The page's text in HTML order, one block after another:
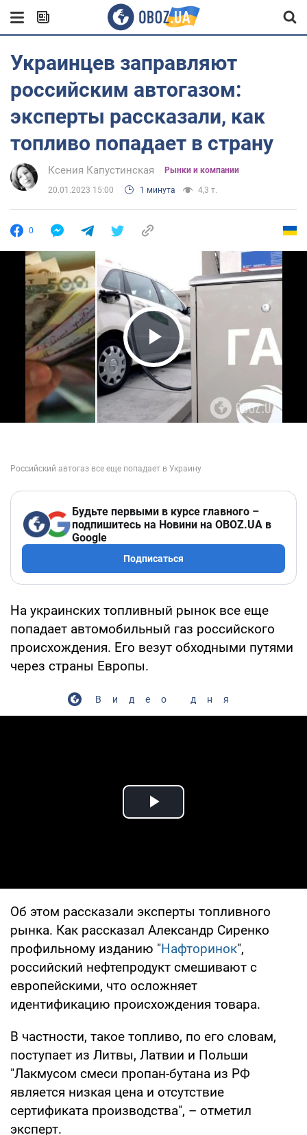
Украинцев заправляют
российским автогазом:
эксперты рассказали, как
топливо попадает в страну
Ксения Капустинская Рынки и компании
20.01.2023 15:00 1 минута 4,3 т.
0
Play Video
Будьте первыми в курсе главного –
подпишитесь на Новини на OBOZ.UA в
Google
Подписаться
На украинских топливный рынок все еще
попадает автомобильный газ российского
происхождения. Его везут обходными путями
через страны Европы.
Видео дня
Play Video
Об этом рассказали эксперты топливного
рынка. Как рассказал Александр Сиренко
профильному изданию "Нафторинок",
российский нефтепродукт смешивают с
европейскими, что осложняет
идентификацию происхождения товара.
В частности, такое топливо, по его словам,
поступает из Литвы, Латвии и Польши
"Лакмусом смеси пропан-бутана из РФ
является низкая цена и отсутствие
сертификата производства", – отметил
эксперт.